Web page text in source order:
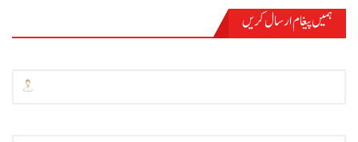
ہمیں پیغام ارسال کریں